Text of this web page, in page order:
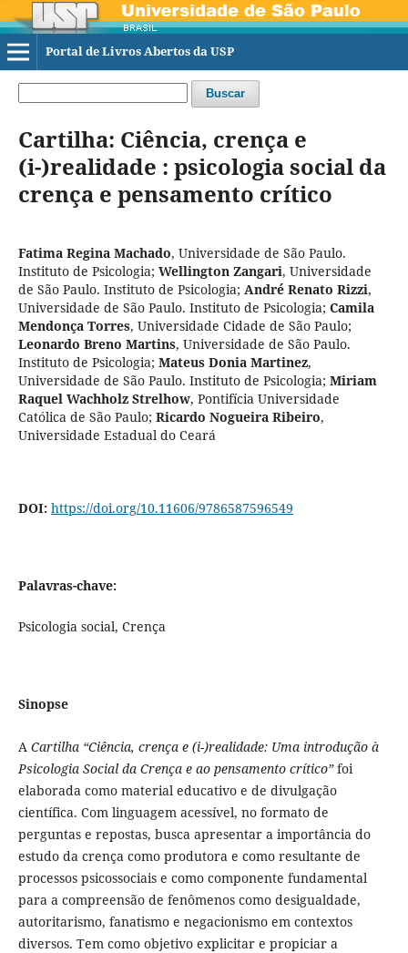
Portal de Livros Abertos da USP
Buscar
Cartilha: Ciência, crença e
(i-)realidade : psicologia social da
crença e pensamento crítico
Fatima Regina Machado, Universidade de São Paulo.
Instituto de Psicologia; Wellington Zangari, Universidade
de São Paulo. Instituto de Psicologia; André Renato Rizzi,
Universidade de São Paulo. Instituto de Psicologia; Camila
Mendonça Torres, Universidade Cidade de São Paulo;
Leonardo Breno Martins, Universidade de São Paulo.
Instituto de Psicologia; Mateus Donia Martinez,
Universidade de São Paulo. Instituto de Psicologia; Miriam
Raquel Wachholz Strelhow, Pontifícia Universidade
Católica de São Paulo; Ricardo Nogueira Ribeiro,
Universidade Estadual do Ceará
DOI: https://doi.org/10.11606/9786587596549
Palavras-chave:
Psicologia social, Crença
Sinopse
ACartilha “Ciência, crença e (i-)realidade: Uma introdução à
Psicologia Social da Crença e ao pensamento crítico”foi
elaborada como material educativo e de divulgação
científica. Com linguagem acessível, no formato de
perguntas e repostas, busca apresentar a importância do
estudo da crença como produtora e como resultante de
processos psicossociais e como componente fundamental
para a compreensão de fenômenos como desigualdade,
autoritarismo, fanatismo e negacionismo em contextos
diversos. Tem como objetivo explicitar e propiciar a